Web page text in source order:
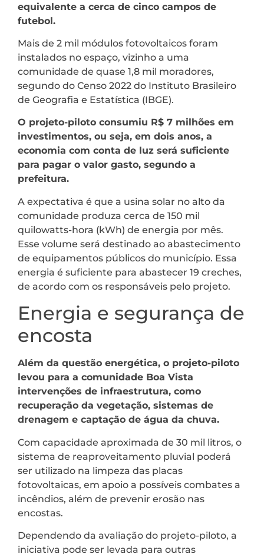
equivalente a cerca de cinco campos de
futebol.
Mais de 2 mil módulos fotovoltaicos foram
instalados no espaço, vizinho a uma
comunidade de quase 1,8 mil moradores,
segundo do Censo 2022 do Instituto Brasileiro
de Geografia e Estatística (IBGE).
O projeto-piloto consumiu R$ 7 milhões em
investimentos, ou seja, em dois anos, a
economia com conta de luz será suficiente
para pagar o valor gasto, segundo a
prefeitura.
A expectativa é que a usina solar no alto da
comunidade produza cerca de 150 mil
quilowatts-hora (kWh) de energia por mês.
Esse volume será destinado ao abastecimento
de equipamentos públicos do município. Essa
energia é suficiente para abastecer 19 creches,
de acordo com os responsáveis pelo projeto.
Energia e segurança de
encosta
Além da questão energética, o projeto-piloto
levou para a comunidade Boa Vista
intervenções de infraestrutura, como
recuperação da vegetação, sistemas de
drenagem e captação de água da chuva.
Com capacidade aproximada de 30 mil litros, o
sistema de reaproveitamento pluvial poderá
ser utilizado na limpeza das placas
fotovoltaicas, em apoio a possíveis combates a
incêndios, além de prevenir erosão nas
encostas.
Dependendo da avaliação do projeto-piloto, a
iniciativa pode ser levada para outras